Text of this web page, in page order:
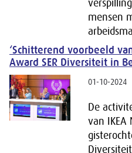
mensen
‘Schitterend voorbeeld
Award SER Diversiteit in
01-10-2024
De
van IKEA